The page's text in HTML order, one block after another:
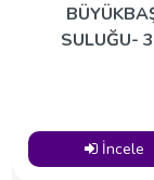
SULUĞU-
İncele